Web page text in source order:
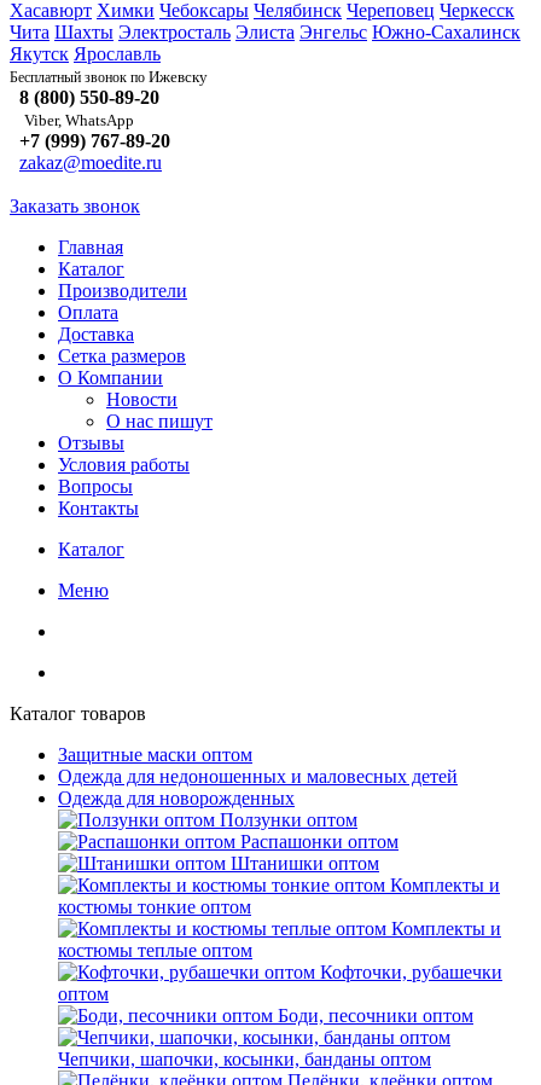
Хасавюрт Химки Чебоксары Челябинск Череповец Черкесск
Чита Шахты Электросталь Элиста Энгельс Южно-Сахалинск
Якутск Ярославль
Бесплатный звонок по Ижевску
8 (800) 550-89-20
Viber, WhatsApp
+7 (999) 767-89-20
zakaz@moedite.ru
Заказать звонок
Главная
Каталог
Производители
Оплата
Доставка
Сетка размеров
О Компании
Новости
О нас пишут
Отзывы
Условия работы
Вопросы
Контакты
Каталог
Меню
Каталог товаров
Защитные маски оптом
Одежда для недоношенных и маловесных детей
Одежда для новорожденных
Ползунки оптом
Распашонки оптом
Штанишки оптом
Комплекты и
костюмы тонкие оптом
Комплекты и
костюмы теплые оптом
Кофточки, рубашечки
оптом
Боди, песочники оптом
Чепчики, шапочки, косынки, банданы оптом
Пелёнки, клеёнки оптом